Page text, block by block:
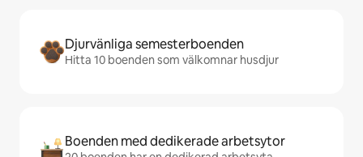
Djurvänliga semesterboenden
Hitta 10 boenden som välkomnar husdjur
Boenden med dedikerade arbetsytor